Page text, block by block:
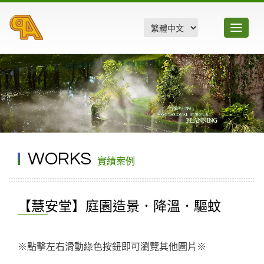
Toggle
WORKS 實績案例
【慧安堂】庭園造景．降溫．驅蚊
※點擊左右滑動綠色按鈕即可瀏覽其他圖片※